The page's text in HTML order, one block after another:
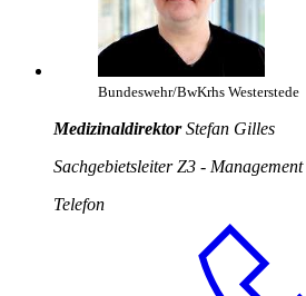
Bundeswehr/BwKrhs Westerstede
MedizinaldirektorStefan Gilles
Sachgebietsleiter Z3 - Management
Telefon